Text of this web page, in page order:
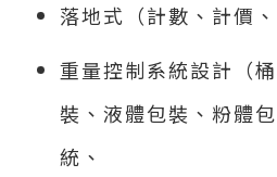
落地式（計數、計價、
重量控制系統設計（
裝、液體包裝、粉體
統、